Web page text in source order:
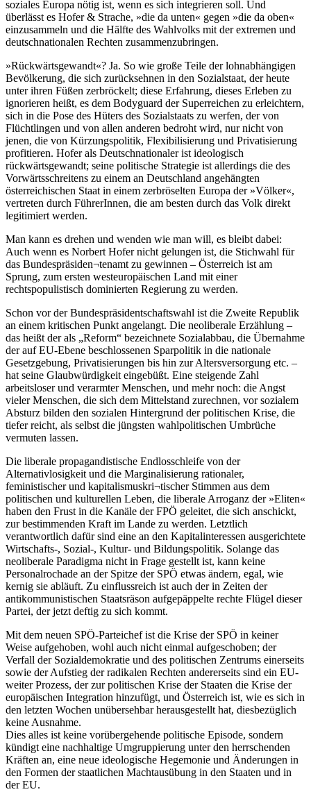
soziales Europa nötig ist, wenn es sich integrieren soll. Und
überlässt es Hofer & Strache, »die da unten« gegen »die da oben«
einzusammeln und die Hälfte des Wahlvolks mit der extremen und
deutschnationalen Rechten zusammenzubringen.
»Rückwärtsgewandt«? Ja. So wie große Teile der lohnabhängigen
Bevölkerung, die sich zurücksehnen in den Sozialstaat, der heute
unter ihren Füßen zerbröckelt; diese Erfahrung, dieses Erleben zu
ignorieren heißt, es dem Bodyguard der Superreichen zu erleichtern,
sich in die Pose des Hüters des Sozialstaats zu werfen, der von
Flüchtlingen und von allen anderen bedroht wird, nur nicht von
jenen, die von Kürzungspolitik, Flexibilisierung und Privatisierung
profitieren. Hofer als Deutschnationaler ist ideologisch
rückwärtsgewandt; seine politische Strategie ist allerdings die des
Vorwärtsschreitens zu einem an Deutschland angehängten
österreichischen Staat in einem zerbröselten Europa der »Völker«,
vertreten durch FührerInnen, die am besten durch das Volk direkt
legitimiert werden.
Man kann es drehen und wenden wie man will, es bleibt dabei:
Auch wenn es Norbert Hofer nicht gelungen ist, die Stichwahl für
das Bundespräsiden¬tenamt zu gewinnen – Österreich ist am
Sprung, zum ersten westeuropäischen Land mit einer
rechtspopulistisch dominierten Regierung zu werden.
Schon vor der Bundespräsidentschaftswahl ist die Zweite Republik
an einem kritischen Punkt angelangt. Die neoliberale Erzählung –
das heißt der als „Reform“ bezeichnete Sozialabbau, die Übernahme
der auf EU-Ebene beschlossenen Sparpolitik in die nationale
Gesetzgebung, Privatisierungen bis hin zur Altersversorgung etc. –
hat seine Glaubwürdigkeit eingebüßt. Eine steigende Zahl
arbeitsloser und verarmter Menschen, und mehr noch: die Angst
vieler Menschen, die sich dem Mittelstand zurechnen, vor sozialem
Absturz bilden den sozialen Hintergrund der politischen Krise, die
tiefer reicht, als selbst die jüngsten wahlpolitischen Umbrüche
vermuten lassen.
Die liberale propagandistische Endlosschleife von der
Alternativlosigkeit und die Marginalisierung rationaler,
feministischer und kapitalismuskri¬tischer Stimmen aus dem
politischen und kulturellen Leben, die liberale Arroganz der »Eliten«
haben den Frust in die Kanäle der FPÖ geleitet, die sich anschickt,
zur bestimmenden Kraft im Lande zu werden. Letztlich
verantwortlich dafür sind eine an den Kapitalinteressen ausgerichtete
Wirtschafts-, Sozial-, Kultur- und Bildungspolitik. Solange das
neoliberale Paradigma nicht in Frage gestellt ist, kann keine
Personalrochade an der Spitze der SPÖ etwas ändern, egal, wie
kernig sie abläuft. Zu einflussreich ist auch der in Zeiten der
antikommunistischen Staatsräson aufgepäppelte rechte Flügel dieser
Partei, der jetzt deftig zu sich kommt.
Mit dem neuen SPÖ-Parteichef ist die Krise der SPÖ in keiner
Weise aufgehoben, wohl auch nicht einmal aufgeschoben; der
Verfall der Sozialdemokratie und des politischen Zentrums einerseits
sowie der Aufstieg der radikalen Rechten andererseits sind ein EU-
weiter Prozess, der zur politischen Krise der Staaten die Krise der
europäischen Integration hinzufügt, und Österreich ist, wie es sich in
den letzten Wochen unübersehbar herausgestellt hat, diesbezüglich
keine Ausnahme.
Dies alles ist keine vorübergehende politische Episode, sondern
kündigt eine nachhaltige Umgruppierung unter den herrschenden
Kräften an, eine neue ideologische Hegemonie und Änderungen in
den Formen der staatlichen Machtausübung in den Staaten und in
der EU.